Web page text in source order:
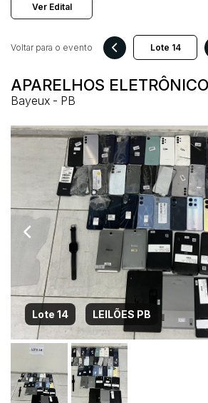
Ver Edital
APARELHOS
Bayeux - PB
Voltar para o evento
Lote 14 LEILÕES PB